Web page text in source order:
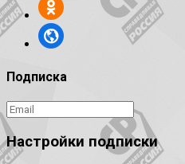
Подписка
Настройки подписки